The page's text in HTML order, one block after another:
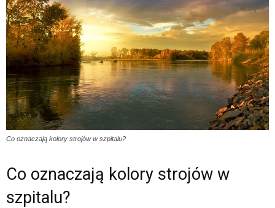
Co oznaczają kolory strojów w szpitalu?
Co oznaczają kolory strojów w
szpitalu?